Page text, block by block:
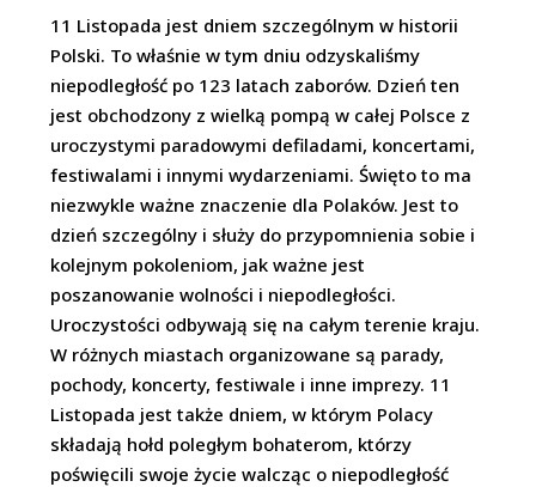
11 Listopada jest dniem szczególnym w historii
Polski. To właśnie w tym dniu odzyskaliśmy
niepodległość po 123 latach zaborów. Dzień ten
jest obchodzony z wielką pompą w całej Polsce z
uroczystymi paradowymi defiladami, koncertami,
festiwalami i innymi wydarzeniami. Święto to ma
niezwykle ważne znaczenie dla Polaków. Jest to
dzień szczególny i służy do przypomnienia sobie i
kolejnym pokoleniom, jak ważne jest
poszanowanie wolności i niepodległości.
Uroczystości odbywają się na całym terenie kraju.
W różnych miastach organizowane są parady,
pochody, koncerty, festiwale i inne imprezy. 11
Listopada jest także dniem, w którym Polacy
składają hołd poległym bohaterom, którzy
poświęcili swoje życie walcząc o niepodległość